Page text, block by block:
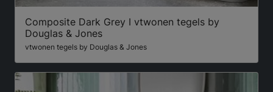
Composite Dark Grey I vtwonen tegels by
Douglas & Jones
vtwonen tegels by Douglas & Jones